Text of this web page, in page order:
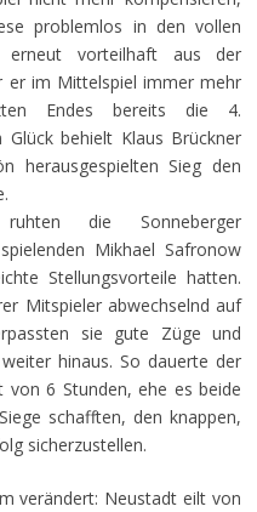
problemlos in den vollen
erneut vorteilhaft aus der
er im Mittelspiel immer mehr
Endes bereits die 4.
Glück behielt Klaus Brückner
herausgespielten Sieg den
die Sonneberger
Mikhael Safronow
Stellungsvorteile hatten.
Mitspieler abwechselnd auf
sie gute Züge und
hinaus. So dauerte der
6 Stunden, ehe es beide
schafften, den knappen,
sicherzustellen.
verändert: Neustadt eilt von